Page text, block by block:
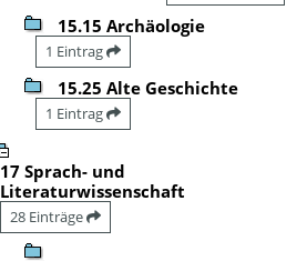
15.15 Archäologie
1 Eintrag
15.25 Alte Geschichte
1 Eintrag
17 Sprach- und
Literaturwissenschaft
28 Einträge